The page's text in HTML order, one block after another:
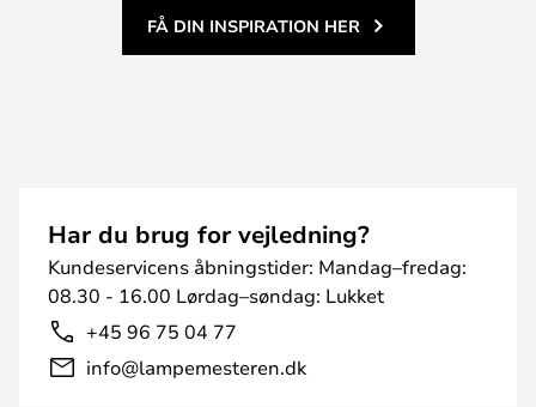
FÅ DIN INSPIRATION HER
Har du brug for vejledning?
Kundeservicens åbningstider: Mandag–fredag:
08.30 - 16.00 Lørdag–søndag: Lukket
+45 96 75 04 77
info@lampemesteren.dk